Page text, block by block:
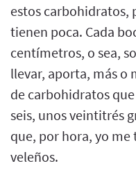
estos
tienen poca. Cada
centímetros, o sea,
llevar, aporta, más o
de carbohidratos
seis, unos veintitrés
que, por hora, yo
veleños.